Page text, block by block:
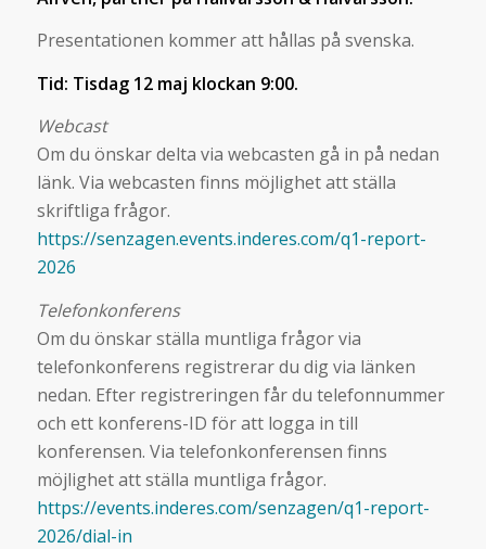
Presentationen kommer att hållas på svenska.
Tid: Tisdag 12 maj klockan 9:00.
Webcast
Om du önskar delta via webcasten gå in på nedan
länk. Via webcasten finns möjlighet att ställa
skriftliga frågor.
https://senzagen.events.inderes.com/q1-report-
2026
Telefonkonferens
Om du önskar ställa muntliga frågor via
telefonkonferens registrerar du dig via länken
nedan. Efter registreringen får du telefonnummer
och ett konferens-ID för att logga in till
konferensen. Via telefonkonferensen finns
möjlighet att ställa muntliga frågor.
https://events.inderes.com/senzagen/q1-report-
2026/dial-in